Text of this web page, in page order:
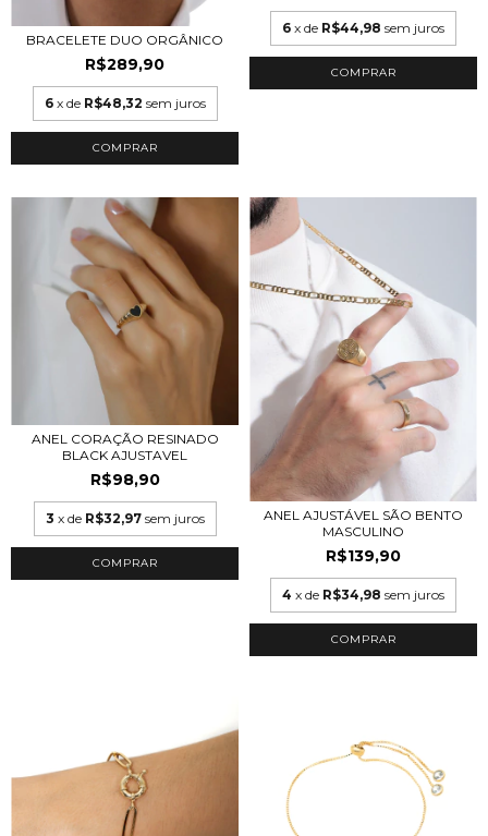
BRACELETE DUO ORGÂNICO
R$289,90
6 x de R$48,32 sem juros
6 x de R$44,98 sem juros
ANEL CORAÇÃO RESINADO
BLACK AJUSTAVEL
R$98,90
3 x de R$32,97 sem juros
COMPRAR
ANEL AJUSTÁVEL SÃO BENTO
MASCULINO
R$139,90
4 x de R$34,98 sem juros